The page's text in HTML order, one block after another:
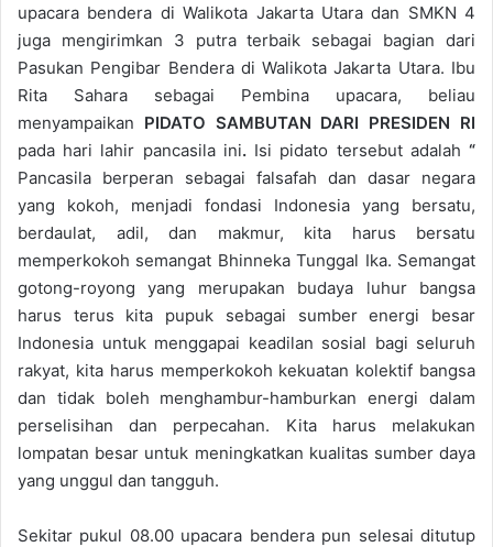
upacara bendera di Walikota Jakarta Utara dan SMKN 4
juga mengirimkan 3 putra terbaik sebagai bagian dari
Pasukan Pengibar Bendera di Walikota Jakarta Utara. Ibu
Rita Sahara sebagai Pembina upacara, beliau
menyampaikan PIDATO SAMBUTAN DARI PRESIDEN RI
pada hari lahir pancasila ini. Isi pidato tersebut adalah“
Pancasila berperan sebagai falsafah dan dasar negara
yang kokoh, menjadi fondasi Indonesia yang bersatu,
berdaulat, adil, dan makmur, kita harus bersatu
memperkokoh semangat Bhinneka Tunggal Ika. Semangat
gotong-royong yang merupakan budaya luhur bangsa
harus terus kita pupuk sebagai sumber energi besar
Indonesia untuk menggapai keadilan sosial bagi seluruh
rakyat, kita harus memperkokoh kekuatan kolektif bangsa
dan tidak boleh menghambur-hamburkan energi dalam
perselisihan dan perpecahan. Kita harus melakukan
lompatan besar untuk meningkatkan kualitas sumber daya
yang unggul dan tangguh.
Sekitar pukul 08.00 upacara bendera pun selesai ditutup